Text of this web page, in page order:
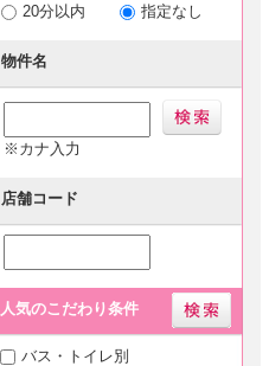
20分以内
指定なし
物件名
※カナ入力
店舗コード
人気のこだわり条件
バス・トイレ別